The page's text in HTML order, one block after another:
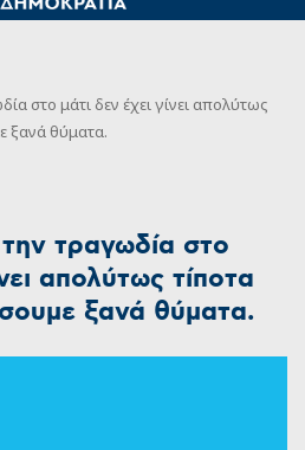
στο μάτι δεν έχει γίνει απολύτως
ξανά θύματα.
τραγωδία στο
απολύτως τίποτα
ξανά θύματα.